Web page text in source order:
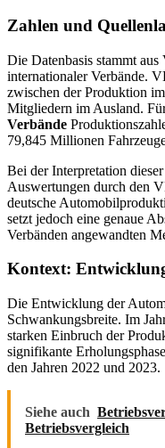
Zahlen und
Die Datenbasis stammt
internationaler Verbände.
zwischen der Produktion
Mitgliedern im Ausland.
Verbände
79,845 Millionen
Bei der Interpretation
Auswertungen durch den
deutsche
setzt jedoch eine genaue
Verbänden angewandten
Kontext:
Die Entwicklung der
Schwankungsbreite. Im
starken Einbruch der
signifikante
den Jahren 2022 und 2023.
Siehe auch
Betriebsvergleich